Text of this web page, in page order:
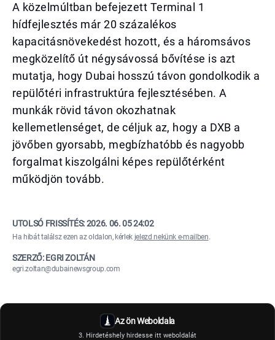
A közelmúltban befejezett Terminal 1
hídfejlesztés már 20 százalékos
kapacitásnövekedést hozott, és a háromsávos
megközelítő út négysávossá bővítése is azt
mutatja, hogy Dubai hosszú távon gondolkodik a
repülőtéri infrastruktúra fejlesztésében. A
munkák rövid távon okozhatnak
kellemetlenséget, de céljuk az, hogy a DXB a
jövőben gyorsabb, megbízhatóbb és nagyobb
forgalmat kiszolgálni képes repülőtérként
működjön tovább.
UTOLSÓ FRISSÍTÉS:2026. 06. 05 24:02
Ha hibát találsz ezen az oldalon, kérlek jelezd nekünk e-mailben.
SZERZŐ: EGRI ZOLTÁN
egri.zoltan@dubainewsgroup.com
Az ön Weboldala
3. Hirdetéshely hirdesse itt weboldalát